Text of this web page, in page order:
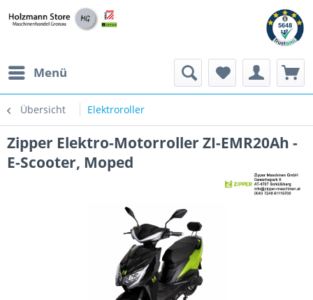
Menü
Übersicht Elektroroller
Zipper Elektro-Motorroller ZI-EMR20Ah -
E-Scooter, Moped